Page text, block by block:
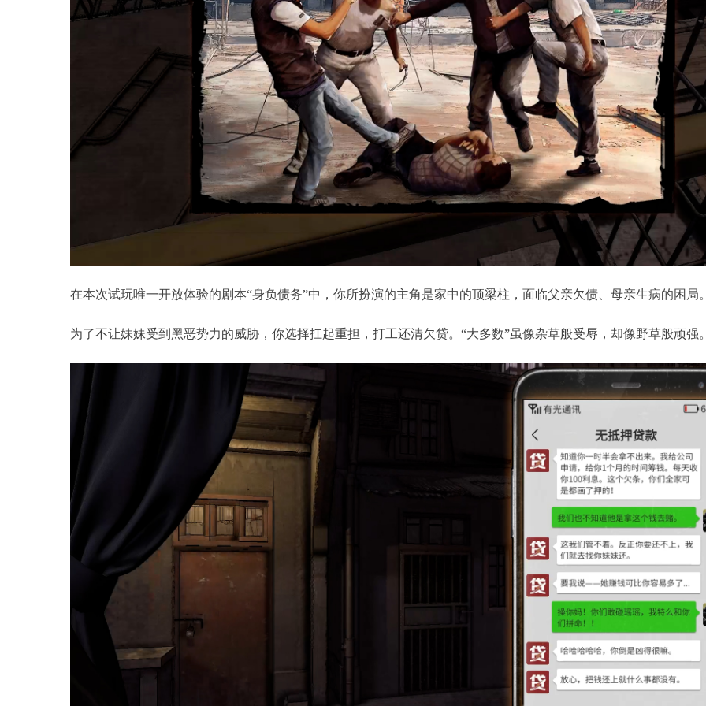
在本次试玩唯一开放体验的剧本“身负债务”中，你所扮演的主角是家中的顶梁柱，面临父亲欠债、母亲生病的困局
为了不让妹妹受到黑恶势力的威胁，你选择扛起重担，打工还清欠贷。“大多数”虽像杂草般受辱，却像野草般顽强